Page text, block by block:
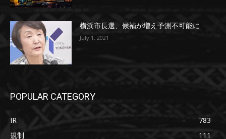
横浜市長選、候補が増え予測不可能に
July 1, 2021
POPULAR CATEGORY
IR
783
規制
111